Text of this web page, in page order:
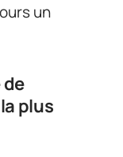
un
plus